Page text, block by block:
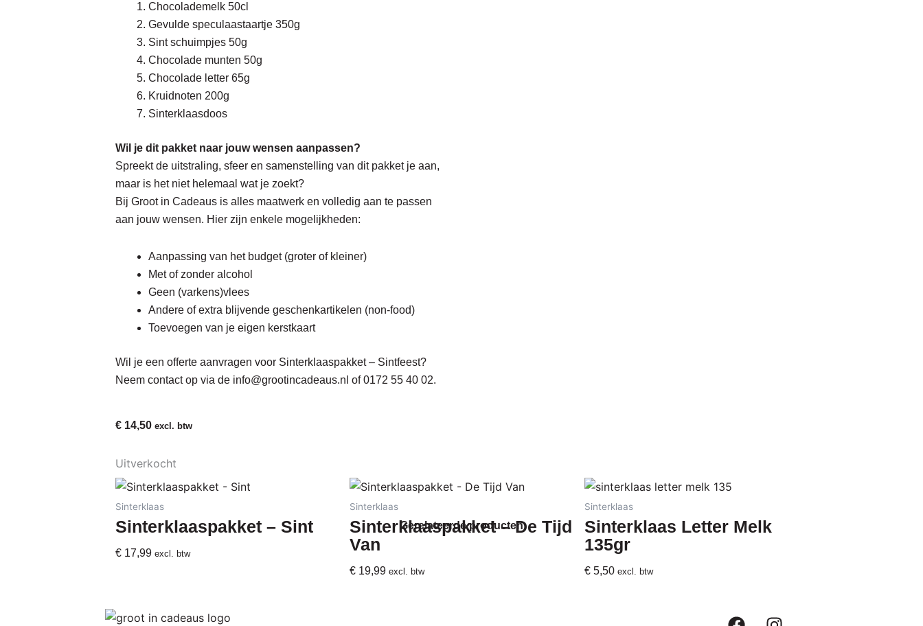
Chocolademelk 50cl
Gevulde speculaastaartje 350g
Sint schuimpjes 50g
Chocolade munten 50g
Chocolade letter 65g
Kruidnoten 200g
Sinterklaasdoos
Wil je dit pakket naar jouw wensen aanpassen?
Spreekt de uitstraling, sfeer en samenstelling van dit pakket je aan,
maar is het niet helemaal wat je zoekt?
Bij Groot in Cadeaus is alles maatwerk en volledig aan te passen
aan jouw wensen. Hier zijn enkele mogelijkheden:
Aanpassing van het budget (groter of kleiner)
Met of zonder alcohol
Geen (varkens)vlees
Andere of extra blijvende geschenkartikelen (non-food)
Toevoegen van je eigen kerstkaart
Wil je een offerte aanvragen voor Sinterklaaspakket – Sintfeest?
Neem contact op via de info@grootincadeaus.nl of0172 55 40 02.
€ 14,50 excl. btw
Uitverkocht
Gerelateerde producten
Sinterklaas
Sinterklaaspakket – Sint
€ 17,99 excl. btw
Sinterklaas
Sinterklaaspakket – De Tijd
Van
€ 19,99 excl. btw
Sinterklaas
Sinterklaas Letter Melk
135gr
€5,50 excl. btw
F
I